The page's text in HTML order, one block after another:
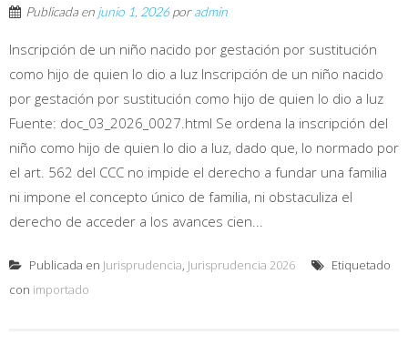
Publicada en junio 1, 2026poradmin
Inscripción de un niño nacido por gestación por sustitución
como hijo de quien lo dio a luz Inscripción de un niño nacido
por gestación por sustitución como hijo de quien lo dio a luz
Fuente: doc_03_2026_0027.html Se ordena la inscripción del
niño como hijo de quien lo dio a luz, dado que, lo normado por
el art. 562 del CCC no impide el derecho a fundar una familia
ni impone el concepto único de familia, ni obstaculiza el
derecho de acceder a los avances cien...
Publicada en Jurisprudencia, Jurisprudencia 2026
Etiquetado
con importado